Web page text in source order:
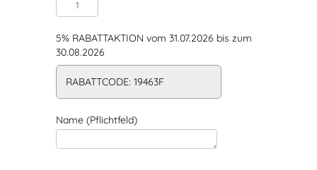
5% RABATTAKTION vom 31.07.2026 bis zum
30.08.2026
RABATTCODE: 19463F
Name (Pflichtfeld)